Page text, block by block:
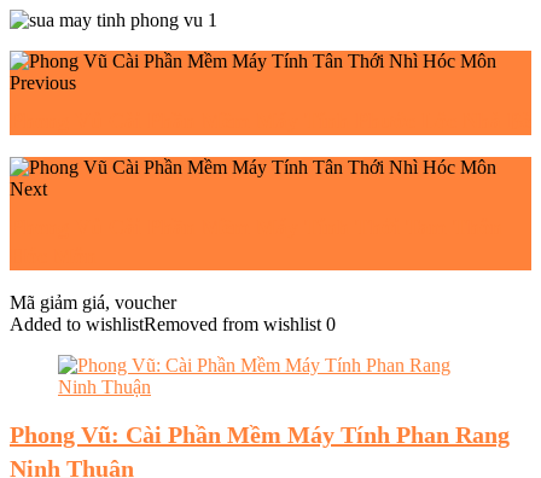
Previous
Next
Mã giảm giá, voucher
Added to wishlistRemoved from wishlist 0
Phong Vũ: Cài Phần Mềm Máy Tính Phan Rang
Ninh Thuận